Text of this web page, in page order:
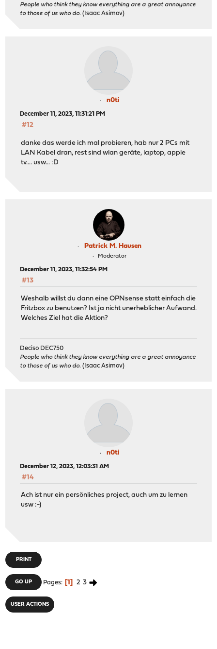
People who think they know everything are a great annoyance
to those of us who do. (Isaac Asimov)
n0ti
December 11, 2023, 11:31:21 PM
#12
danke das werde ich mal probieren, hab nur 2 PCs mit
LAN Kabel dran, rest sind wlan geräte, laptop, apple
tv.... usw... :D
Patrick M. Hausen
Moderator
December 11, 2023, 11:32:54 PM
#13
Weshalb willst du dann eine OPNsense statt einfach die
Fritzbox zu benutzen? Ist ja nicht unerheblicher Aufwand.
Welches Ziel hat die Aktion?
Deciso DEC750
People who think they know everything are a great annoyance
to those of us who do. (Isaac Asimov)
n0ti
December 12, 2023, 12:03:31 AM
#14
Ach ist nur ein persönliches project, auch um zu lernen
usw :-)
PRINT
GO UP Pages 1 2 3
USER ACTIONS